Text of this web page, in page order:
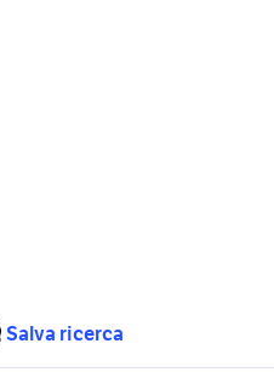
Salva ricerca